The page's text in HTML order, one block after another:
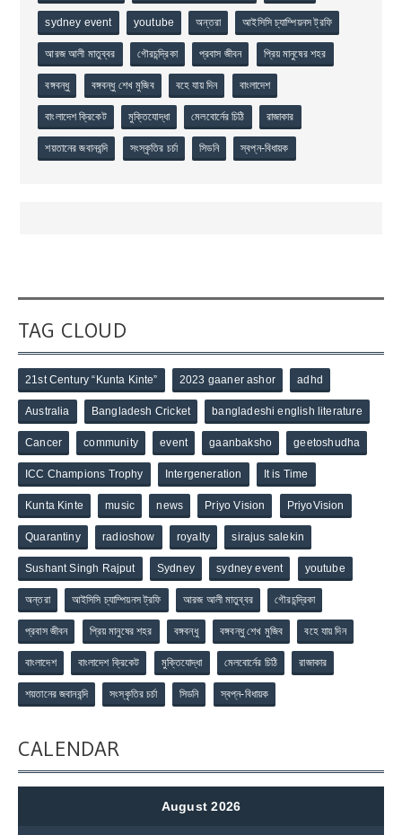
sydney event youtube অন্তরা আইসিসি চ্যাম্পিয়নস ট্রফি
আরজ আলী মাতুব্বর গৌরচন্দ্রিকা প্রবাস জীবন প্রিয় মানুষের শহর
বঙ্গবন্ধু বঙ্গবন্ধু শেখ মুজিব বহে যায় দিন বাংলাদেশ
বাংলাদেশ ক্রিকেট মুক্তিযোদ্ধা মেলবোর্নের চিঠি রাজাকার
শয়তানের জবানবন্দি সংস্কৃতির চর্চা সিডনি স্বপ্ন-বিধায়ক
TAG CLOUD
21st Century “Kunta Kinte” 2023 gaaner ashor adhd
Australia Bangladesh Cricket bangladeshi english literature
Cancer community event gaanbaksho geetoshudha
ICC Champions Trophy Intergeneration It is Time
Kunta Kinte music news Priyo Vision PriyoVision
Quarantiny radioshow royalty sirajus salekin
Sushant Singh Rajput Sydney sydney event youtube
অন্তরা আইসিসি চ্যাম্পিয়নস ট্রফি আরজ আলী মাতুব্বর গৌরচন্দ্রিকা
প্রবাস জীবন প্রিয় মানুষের শহর বঙ্গবন্ধু বঙ্গবন্ধু শেখ মুজিব বহে যায় দিন
বাংলাদেশ বাংলাদেশ ক্রিকেট মুক্তিযোদ্ধা মেলবোর্নের চিঠি রাজাকার
শয়তানের জবানবন্দি সংস্কৃতির চর্চা সিডনি স্বপ্ন-বিধায়ক
CALENDAR
August 2026